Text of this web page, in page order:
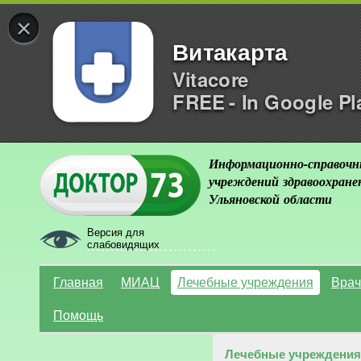
×
Витакарта
Vitacore
FREE - In Google
Версия для
слабовидящих
Информационно-
учреждений
Ульяновской области
Главная МИАЦ Лечебные учреждения
Помощь
Лечебные учреждения